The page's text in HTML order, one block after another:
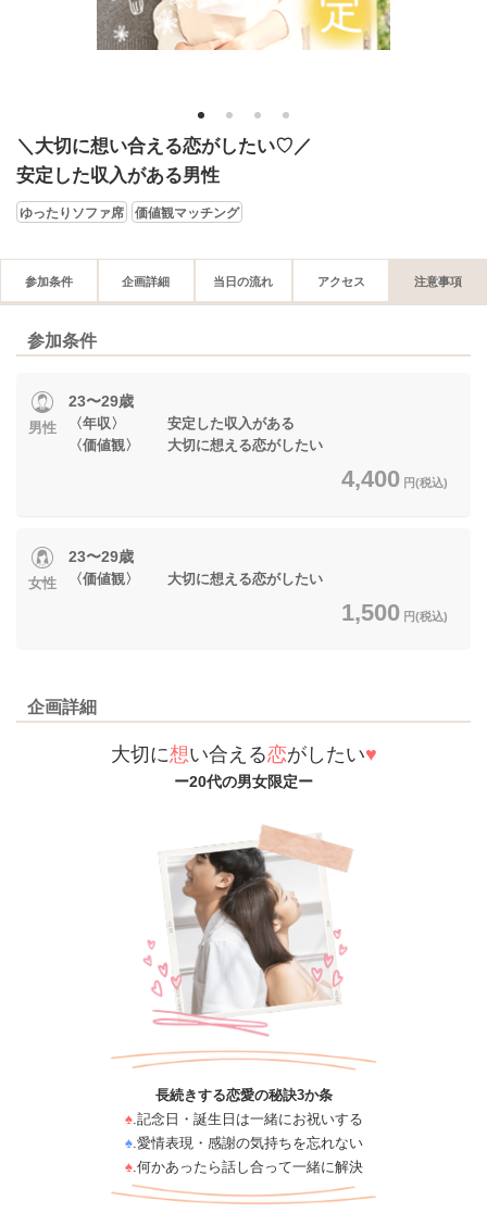
1 2 3 4
＼大切に想い合える恋がしたい♡／
安定した収入がある男性
ゆったりソファ席 価値観マッチング
参加条件 企画詳細 当日の流れ アクセス 注意事項
参加条件
男性
23〜29歳
〈年収〉 安定した収入がある
〈価値観〉 大切に想える恋がしたい
4,400 円(税込)
女性
23〜29歳
〈価値観〉 大切に想える恋がしたい
1,500 円(税込)
企画詳細
大切に想い合える恋がしたい♥
ー20代の男女限定ー
長続きする恋愛の秘訣3か条
♠.記念日・誕生日は一緒にお祝いする
♠.愛情表現・感謝の気持ちを忘れない
♠.何かあったら話し合って一緒に解決